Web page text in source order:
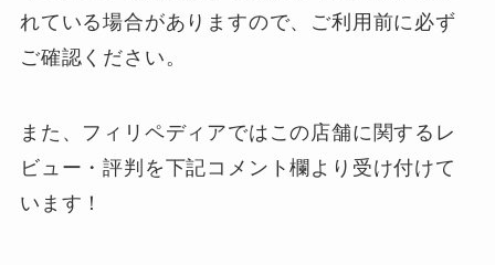
れている場合がありますので、ご利用前に必ず
ご確認ください。
また、フィリペディアではこの店舗に関するレ
ビュー・評判を下記コメント欄 より受け付けて
います！